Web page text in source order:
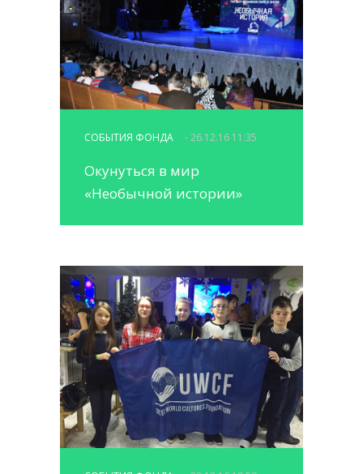
СОБЫТИЯ ФОНДА - 26.12.16 11:35
Окунуться в мир
«Необычной истории»